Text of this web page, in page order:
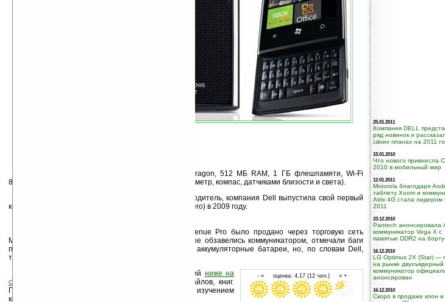
Dell Venue Pro оснащён процессором Snapdragon, 512 MБ RAM, 1 ГБ флешпамяти, Wi-Fi
802.11 b/g и сразу пятью датчиками (A-GPS, акселерометр, компас, датчиками близости и света).
Больше известная, как компьютерный производитель, компания Dell выпустила свой первый
коммуникатор Mini 3 (позднее переименованный в Aero) в 2009 году.
В прошлом месяце некоторое количество Venue Pro было продано через торговую сеть
Microsoft. Тогда «счастливые» пользователи, которые обзавелись коммуникатором, отмечали баги
при работе с Wi-Fi и непонятного происхождения аккумуляторные батареи, но, по словам Dell,
теперь все проблемы решены.
- « оценка: 4.17 (12 чел.) » +
Оцените новость и оставьте свой комментарий ниже на
странице
на рассылку новостей, файлов, книг.
Поддержите Ладошки своей посещаемостью, изучением
коммерческой информации, ссылками.
25.01.2011
Компания DELL
ряд новинок и
своих планах на 2011
15.01.2010
Что нового привнесла
2010 в мобильный мир
12.01.2011
Motorola благодаря
таблету Xoom и
Atrix 4G стала лидером
2011
23.12.2010
Pantech анонсировала
коммуникатор Vega X с
памятью DDR2 на борту
16.12.2010
LG Optimus 2X (Star) —
на рынке двухъядерный
коммуникатор
анонсирован
16.12.2010
Скоро в продаже клон и